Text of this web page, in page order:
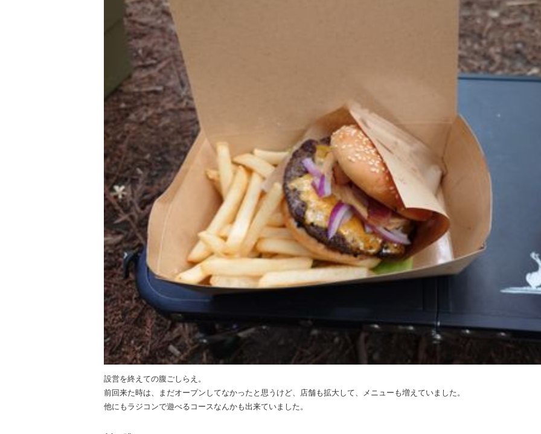
設営を終えての腹ごしらえ。
前回来た時は、まだオープンしてなかったと思うけど、店舗も拡大して、メニューも増えていました。
他にもラジコンで遊べるコースなんかも出来ていました。